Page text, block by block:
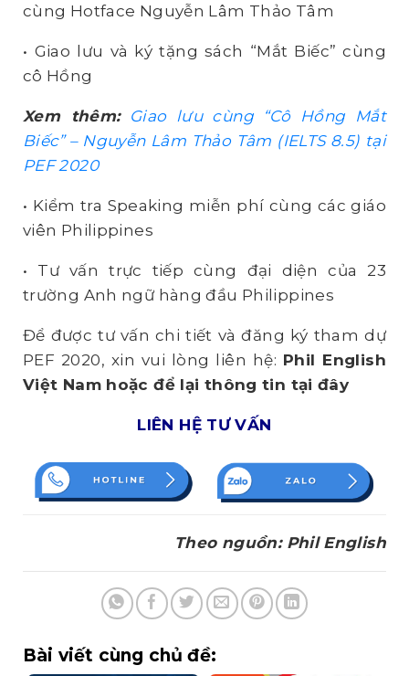
cùng Hotface Nguyễn Lâm Thảo Tâm
• Giao lưu và ký tặng sách “Mắt Biếc” cùng
cô Hồng
Xem thêm:
Giao lưu cùng “Cô Hồng Mắt
Biếc” – Nguyễn Lâm Thảo Tâm (IELTS 8.5) tại
PEF 2020
• Kiểm tra Speaking miễn phí cùng các giáo
viên Philippines
• Tư vấn trực tiếp cùng đại diện của 23
trường Anh ngữ hàng đầu Philippines
Để được tư vấn chi tiết và đăng ký tham dự
PEF 2020, xin vui lòng liên hệ: Phil English
Việt Nam hoặc để lại thông tin tại đây
LIÊN HỆ TƯ VẤN
Theo nguồn: Phil English
Bài viết cùng chủ đề: